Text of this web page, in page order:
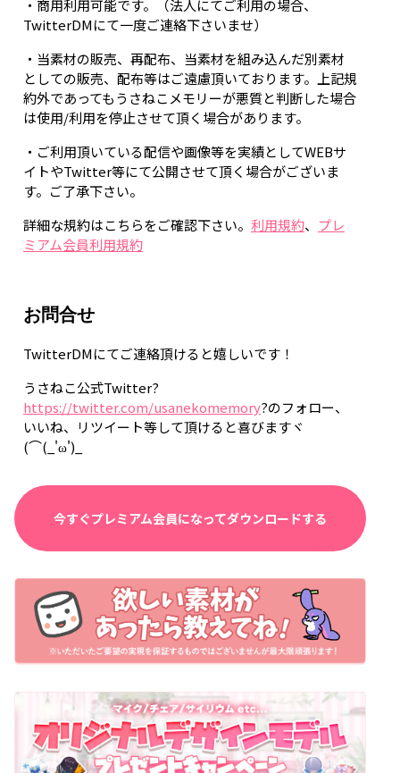
・商用利用可能です。（法人にてご利用の場合、
TwitterDMにて一度ご連絡下さいませ）
・当素材の販売、再配布、当素材を組み込んだ別素材
としての販売、配布等はご遠慮頂いております。上記規
約外であってもうさねこメモリーが悪質と判断した場合
は使用/利用を停止させて頂く場合があります。
・ご利用頂いている配信や画像等を実績としてWEBサ
イトやTwitter等にて公開させて頂く場合がございま
す。ご了承下さい。
詳細な規約はこちらをご確認下さい。 利用規約、 プレ
ミアム会員利用規約
お問合せ
TwitterDMにてご連絡頂けると嬉しいです！
うさねこ公式Twitter?
https://twitter.com/usanekomemory?のフォロー、
いいね、リツイート等して頂けると喜びますヾ
(⌒(_'ω')_
今すぐプレミアム会員になってダウンロードする